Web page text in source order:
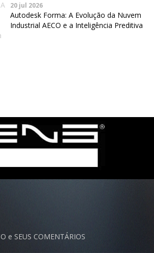
20 jul 2026
Autodesk Forma: A Evolução da Nuvem
Industrial AECO e a Inteligência Preditiva
e SEUS COMENTÁRIOS